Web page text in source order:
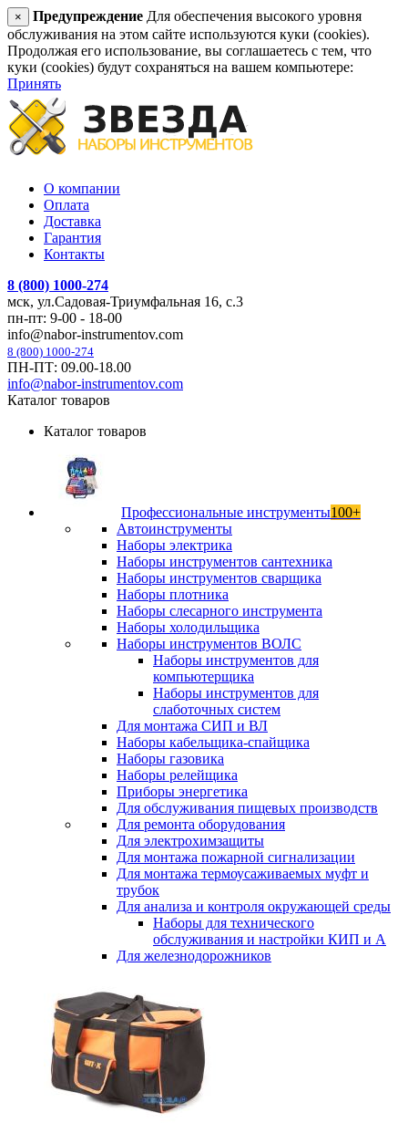
× Предупреждение Для обеспечения высокого уровня
обслуживания на этом сайте используются куки (cookies).
Продолжая его использование, вы соглашаетесь с тем, что
куки (cookies) будут сохраняться на вашем компьютере:
Принять
О компании
Оплата
Доставка
Гарантия
Контакты
8 (800) 1000-274
мск, ул.Садовая-Триумфальная 16, с.3
пн-пт: 9-00 - 18-00
info@nabor-instrumentov.com
8 (800) 1000-274
ПН-ПТ: 09.00-18.00
info@nabor-instrumentov.com
Каталог товаров
Каталог товаров
Профессиональные инструменты100+
Автоинструменты
Наборы электрика
Наборы инструментов сантехника
Наборы инструментов сварщика
Наборы плотника
Наборы слесарного инструмента
Наборы холодильщика
Наборы инструментов ВОЛС
Наборы инструментов для
компьютерщика
Наборы инструментов для
слаботочных систем
Для монтажа СИП и ВЛ
Наборы кабельщика-спайщика
Наборы газовика
Наборы релейщика
Приборы энергетика
Для обслуживания пищевых производств
Для ремонта оборудования
Для электрохимзащиты
Для монтажа пожарной сигнализации
Для монтажа термоусаживаемых муфт и
трубок
Для анализа и контроля окружающей среды
Наборы для технического
обслуживания и настройки КИП и А
Для железнодорожников